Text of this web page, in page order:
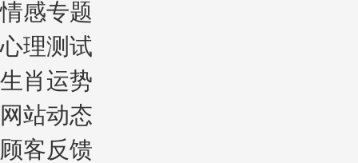
情感专题
心理测试
生肖运势
网站动态
顾客反馈